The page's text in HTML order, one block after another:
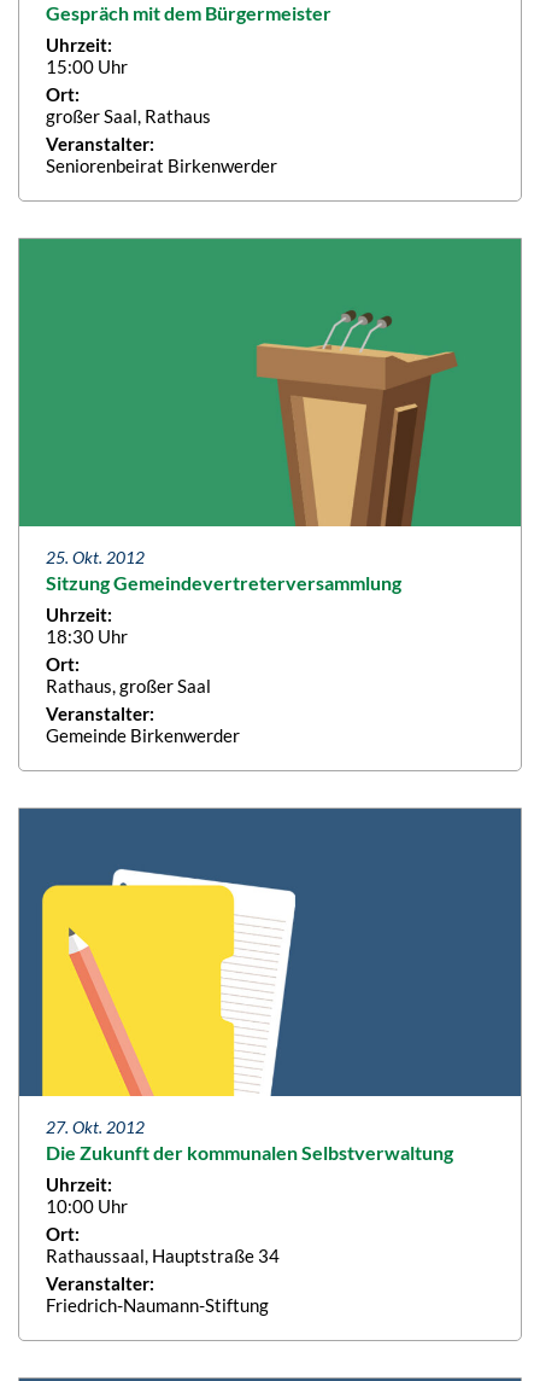
Gespräch mit dem Bürgermeister
Uhrzeit:
15:00 Uhr
Ort:
großer Saal, Rathaus
Veranstalter:
Seniorenbeirat Birkenwerder
25. Okt. 2012
Sitzung Gemeindevertreterversammlung
Uhrzeit:
18:30 Uhr
Ort:
Rathaus, großer Saal
Veranstalter:
Gemeinde Birkenwerder
27. Okt. 2012
Die Zukunft der kommunalen Selbstverwaltung
Uhrzeit:
10:00 Uhr
Ort:
Rathaussaal, Hauptstraße 34
Veranstalter:
Friedrich-Naumann-Stiftung